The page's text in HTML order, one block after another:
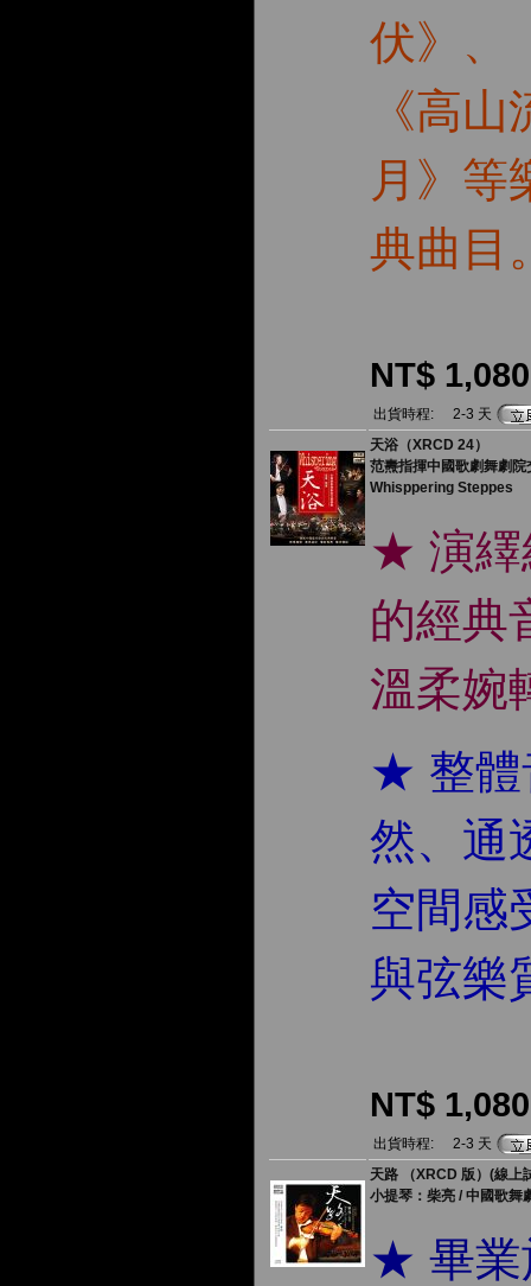
伏》、
《高
月》等
典曲目
NT$ 1,080
出貨時程:
2-3 天
天浴（XRCD 24）
范燾指揮中國歌劇舞劇院
Whisppering Steppes
★ 演繹
的經典
溫柔婉
★ 整體
然、通
空間感
與弦樂
NT$ 1,080
出貨時程:
2-3 天
天路 （XRCD 版）(線上
小提琴：柴亮 / 中國歌舞
★ 畢業